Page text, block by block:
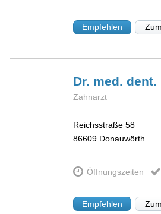
Empfehlen
Dr. med. dent.
Zahnarzt
Reichsstraße 58
86609 Donauwörth
Öffnungszeiten
Empfehlen